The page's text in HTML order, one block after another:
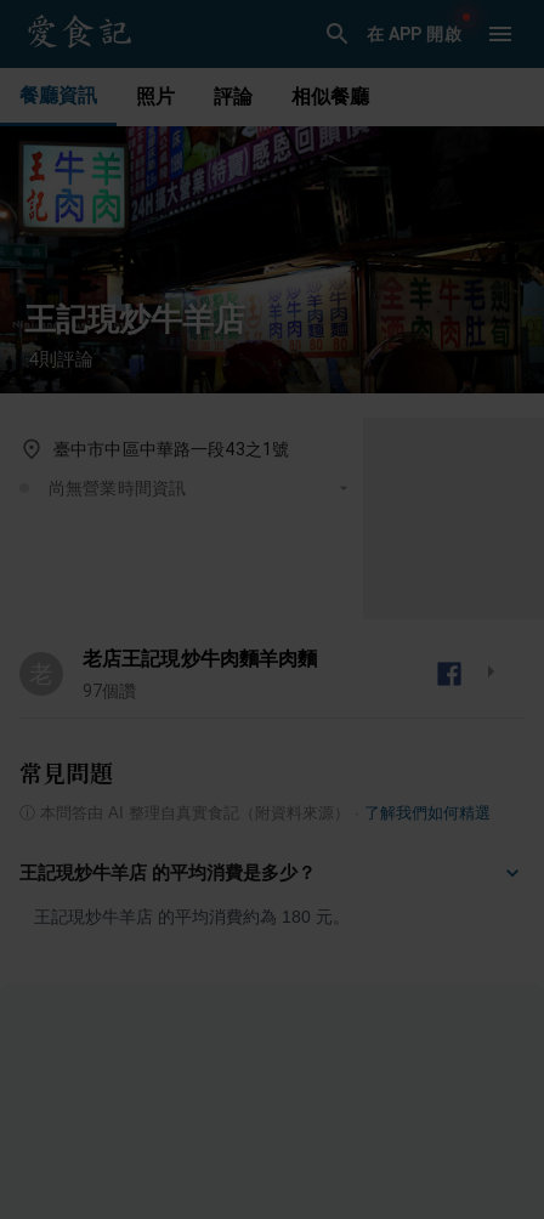
在 APP 開啟
餐廳資訊 照片 評論 相似餐廳
王記現炒牛羊店
4則評論
臺中市中區中華路一段43之1號
尚無營業時間資訊
老店王記現炒牛肉麵羊肉麵
97個讚
常見問題
本問答由 AI 整理自真實食記（附資料來源） 了解我們如何精選
王記現炒牛羊店 的平均消費是多少？
王記現炒牛羊店 的平均消費約為 180 元。